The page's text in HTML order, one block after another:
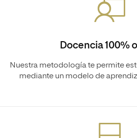
Docencia 100%
Nuestra metodología te permite
mediante un modelo de